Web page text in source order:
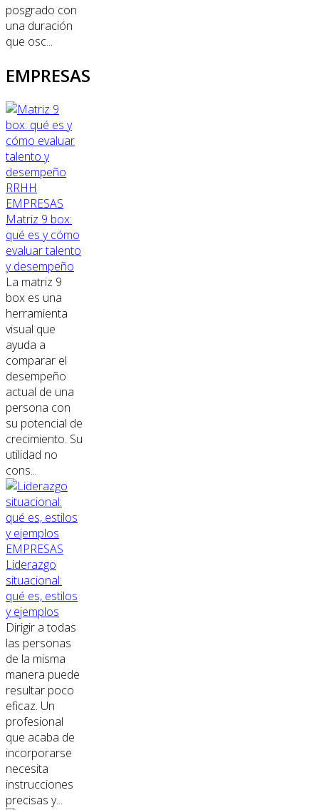
posgrado con
una duración
que osc...
EMPRESAS
RRHH
EMPRESAS
Matriz 9 box:
qué es y cómo
evaluar talento
y desempeño
La matriz 9
box es una
herramienta
visual que
ayuda a
comparar el
desempeño
actual de una
persona con
su potencial de
crecimiento. Su
utilidad no
cons...
EMPRESAS
Liderazgo
situacional:
qué es, estilos
y ejemplos
Dirigir a todas
las personas
de la misma
manera puede
resultar poco
eficaz. Un
profesional
que acaba de
incorporarse
necesita
instrucciones
precisas y...